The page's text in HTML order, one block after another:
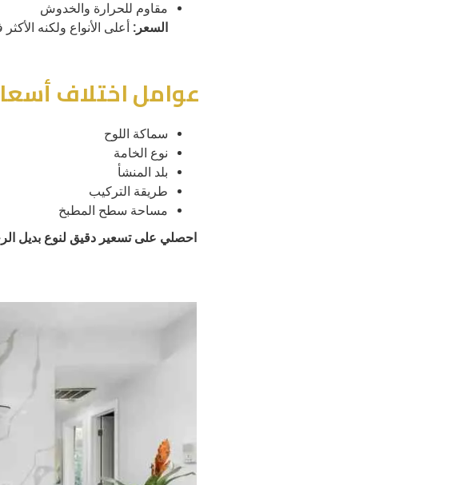
مقاوم للحرارة والخدوش
السعر: أعلى الأنواع ولكنه
عوامل اختلاف
سماكة اللوح
نوع الخامة
بلد المنشأ
طريقة التركيب
مساحة سطح المطبخ
احصلي على تسعير دقيق لنوع بديل